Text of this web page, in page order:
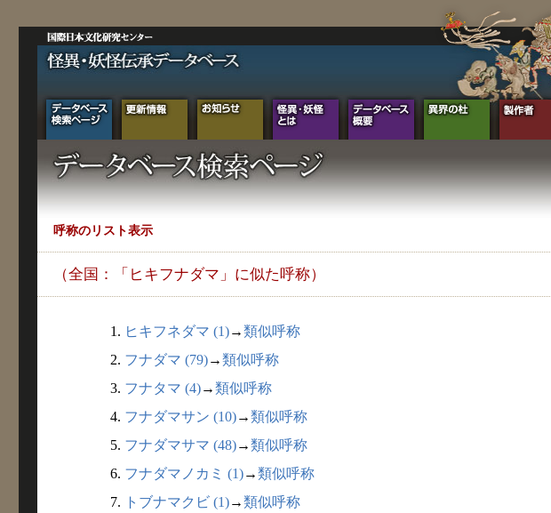
呼称のリスト表示
（全国：「ヒキフナダマ」に似た呼称）
1. ヒキフネダマ (1)→類似呼称
2. フナダマ (79)→類似呼称
3. フナタマ (4)→類似呼称
4. フナダマサン (10)→類似呼称
5. フナダマサマ (48)→類似呼称
6. フナダマノカミ (1)→類似呼称
7.
トブナマクビ (1)→類似呼称